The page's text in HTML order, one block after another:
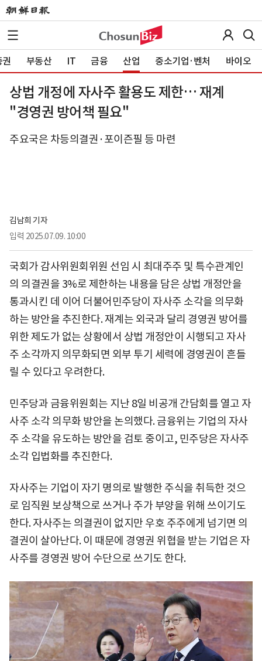
부동산 IT 금융 산업 중소기업·벤처 바이오
상법 개정에 자사주 활용도 제한… 재계
"경영권 방어책 필요"
주요국은 차등의결권·포이즌필 등 마련
김남희 기자
입력 2025.07.09. 10:00
국회가 감사위원회위원 선임 시 최대주주 및 특수관계인
의 의결권을 3%로 제한하는 내용을 담은 상법 개정안을
통과시킨 데 이어 더불어민주당이 자사주 소각을 의무화
하는 방안을 추진한다. 재계는 외국과 달리 경영권 방어를
위한 제도가 없는 상황에서 상법 개정안이 시행되고 자사
주 소각까지 의무화되면 외부 투기 세력에 경영권이 흔들
릴 수 있다고 우려한다.
민주당과 금융위원회는 지난 8일 비공개 간담회를 열고 자
사주 소각 의무화 방안을 논의했다. 금융위는 기업의 자사
주 소각을 유도하는 방안을 검토 중이고, 민주당은 자사주
소각 입법화를 추진한다.
자사주는 기업이 자기 명의로 발행한 주식을 취득한 것으
로 임직원 보상책으로 쓰거나 주가 부양을 위해 쓰이기도
한다. 자사주는 의결권이 없지만 우호 주주에게 넘기면 의
결권이 살아난다. 이 때문에 경영권 위협을 받는 기업은 자
사주를 경영권 방어 수단으로 쓰기도 한다.